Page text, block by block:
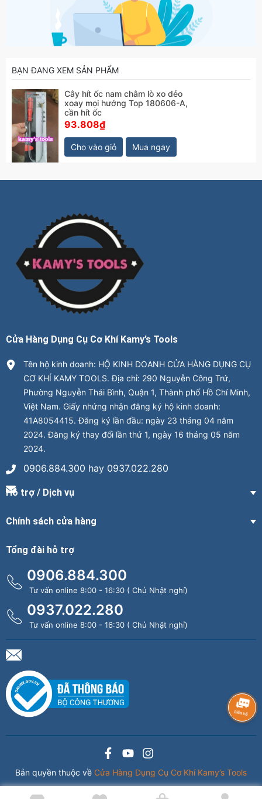
BẠN ĐANG XEM SẢN PHẨM
Cây hít ốc nam châm lò xo dẻo
xoay mọi hướng Top 180606-A,
cần hít ốc
93.808₫
Cho vào giỏ Mua ngay
Cửa Hàng Dụng Cụ Cơ Khí Kamy’s Tools
Tên hộ kinh doanh: HỘ KINH DOANH CỬA HÀNG DỤNG CỤ
CƠ KHÍ KAMY TOOLS. Địa chỉ: 290 Nguyễn Công Trứ,
Phường Nguyễn Thái Bình, Quận 1, Thành phố Hồ Chí Minh,
Việt Nam. Giấy nhứng nhận đăng ký hộ kinh doanh:
41A8054415. Đăng ký lần đầu: ngày 23 tháng 04 năm
2024. Đăng ký thay đổi lần thứ 1, ngày 16 tháng 05 năm
2024.
0906.884.300 hay 0937.022.280
Hỗ trợ / Dịch vụ
Chính sách cửa hàng
Tổng đài hỗ trợ
0906.884.300
Tư vấn online 8:00 - 16:30 ( Chủ Nhật nghỉ)
0937.022.280
Tư vấn online 8:00 - 16:30 ( Chủ Nhật nghỉ)
Bản quyền thuộc về Cửa Hàng Dụng Cụ Cơ Khí Kamy’s Tools